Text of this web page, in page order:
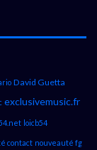
David Guetta
exclusivemusic.fr
loicb54
contact nouveauté fg